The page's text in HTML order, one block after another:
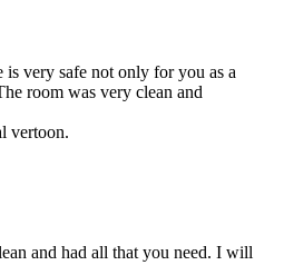
is very safe not only for you as a
room was very clean and
vertoon.
and had all that you need. I will